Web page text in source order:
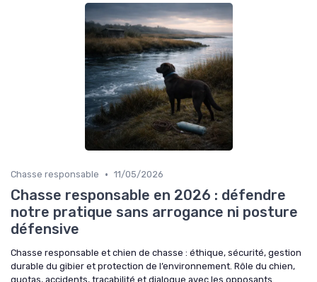
Chasse responsable • 11/05/2026
Chasse responsable en 2026 : défendre
notre pratique sans arrogance ni posture
défensive
Chasse responsable et chien de chasse : éthique, sécurité, gestion
durable du gibier et protection de l’environnement. Rôle du chien,
quotas, accidents, traçabilité et dialogue avec les opposants.